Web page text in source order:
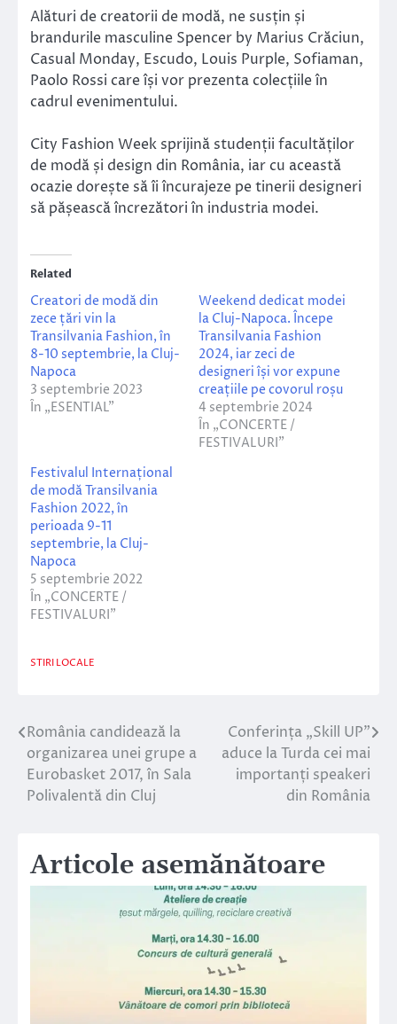
Alături de creatorii de modă, ne susțin și
brandurile masculine Spencer by Marius Crăciun,
Casual Monday, Escudo, Louis Purple, Sofiaman,
Paolo Rossi care își vor prezenta colecțiile în
cadrul evenimentului.
City Fashion Week sprijină studenții facultăților
de modă și design din România, iar cu această
ocazie dorește să îi încurajeze pe tinerii designeri
să pășească încrezători în industria modei.
Related
Creatori de modă din
zece țări vin la
Transilvania Fashion, în
8-10 septembrie, la Cluj-
Napoca
3 septembrie 2023
În „ESENTIAL”
Weekend dedicat modei
la Cluj-Napoca. Începe
Transilvania Fashion
2024, iar zeci de
designeri își vor expune
creațiile pe covorul roșu
4 septembrie 2024
În „CONCERTE /
FESTIVALURI”
Festivalul Internațional
de modă Transilvania
Fashion 2022, în
perioada 9-11
septembrie, la Cluj-
Napoca
5 septembrie 2022
În „CONCERTE /
FESTIVALURI”
STIRI LOCALE
Navigare
în
articole
România candidează la
organizarea unei grupe a
Eurobasket 2017, în Sala
Polivalentă din Cluj
Conferința „Skill UP”
aduce la Turda cei mai
importanți speakeri
din România
Articole asemănătoare